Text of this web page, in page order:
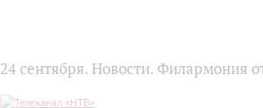
24 сентября. Новости. Филармония